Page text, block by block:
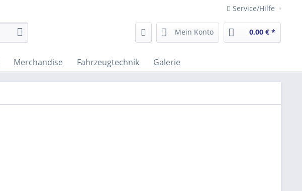
Service/Hilfe
Mein Konto 0,00 € *
Merchandise Fahrzeugtechnik Galerie